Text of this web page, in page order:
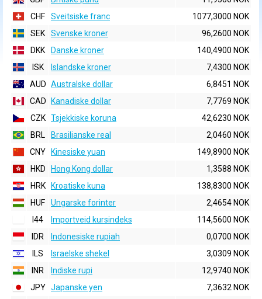
CHF
Sveitsiske franc
1077,3000 NOK
SEK
Svenske kroner
96,2600 NOK
DKK
Danske kroner
140,4900 NOK
ISK
Islandske kroner
7,4300 NOK
AUD Australske dollar
6,8451 NOK
CAD
Kanadiske dollar
7,7769 NOK
CZK Tsjekkiske koruna
42,6230 NOK
BRL
Brasilianske real
2,0460 NOK
CNY
Kinesiske yuan
149,8900 NOK
HKD
Hong Kong dollar
1,3588 NOK
HRK
Kroatiske kuna
138,8300 NOK
HUF
Ungarske forinter
2,4654 NOK
I44
Importveid kursindeks
114,5600 NOK
IDR
Indonesiske rupiah
0,0700 NOK
ILS
Israelske shekel
3,0309 NOK
INR
Indiske rupi
12,9740 NOK
JPY Japanske yen
7,3632 NOK